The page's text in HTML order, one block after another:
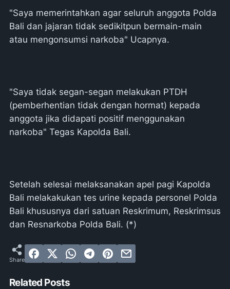
"Saya memerintahkan agar seluruh anggota Polda
Bali dan jajaran tidak sedikitpun bermain-main
atau mengonsumsi narkoba" Ucapnya.
"Saya tidak segan-segan melakukan PTDH
(pemberhentian tidak dengan hormat) kepada
anggota jika didapati positif menggunakan
narkoba" Tegas Kapolda Bali.
Setelah selesai melaksanakan apel pagi Kapolda
Bali melakakukan tes urine kepada personel Polda
Bali khususnya dari satuan Reskrimum, Reskrimsus
dan Resnarkoba Polda Bali. (*)
Related Posts